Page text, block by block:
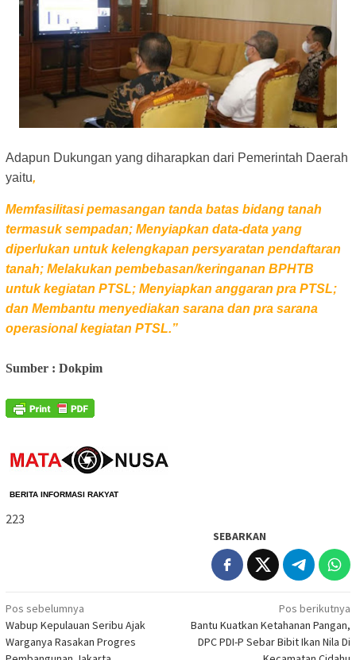
Adapun Dukungan yang diharapkan dari Pemerintah Daerah
yaitu,
Memfasilitasi pemasangan tanda batas bidang tanah
termasuk sempadan; Menyiapkan data-data yang
diperlukan untuk kelengkapan persyaratan pendaftaran
tanah; Melakukan pembebasan/keringanan BPHTB
untuk kegiatan PTSL; Menyiapkan anggaran pra PTSL;
dan Membantu menyediakan sarana dan pra sarana
operasional kegiatan PTSL.”
Sumber : Dokpim
BERITA INFORMASI RAKYAT
223
SEBARKAN
Navigasi
pos
Pos sebelumnya
Wabup Kepulauan Seribu Ajak
Warganya Rasakan Progres
Pos berikutnya
Bantu Kuatkan Ketahanan Pangan,
DPC PDI-P Sebar Bibit Ikan Nila Di